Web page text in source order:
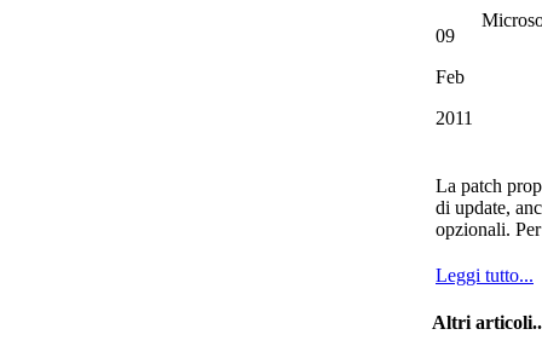
09
Feb
2011
La patch
di update,
opzionali.
Leggi tutto...
Altri